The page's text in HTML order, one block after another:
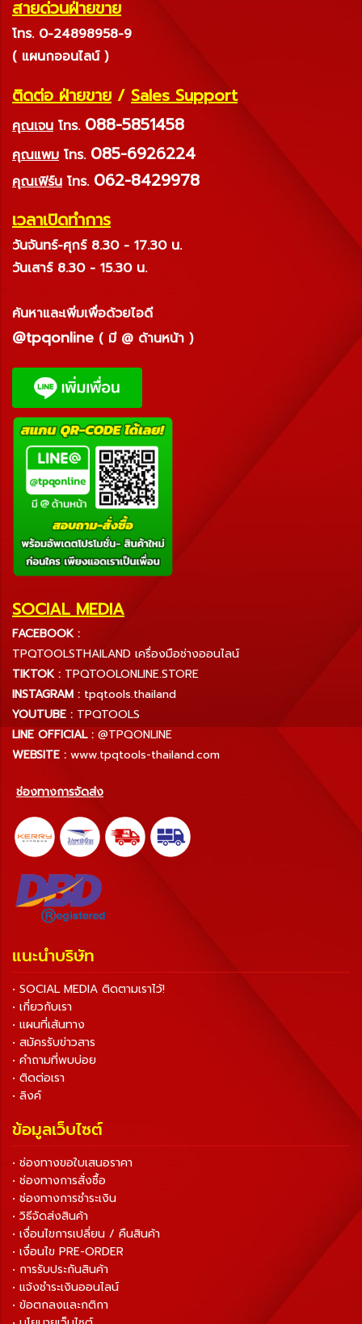
สายด่วนฝ่ายขาย
โทร. 0-24898958-9
( แผนกออนไลน์ )
ติดต่อ ฝ่ายขาย / Sales Support
คุณเจน โทร. 088-5851458
คุณแพม โทร. 085-6926224
คุณเฟิร์น โทร. 062-8429978
เวลาเปิดทำการ
วันจันทร์-ศุกร์ 8.30 - 17.30 น.
วันเสาร์ 8.30 - 15.30 น.
ค้นหาและเพิ่มเพื่อด้วยไอดี
@tpqonline ( มี @ ด้านหน้า )
SOCIAL MEDIA
FACEBOOK :
TPQTOOLSTHAILAND เครื่องมือช่างออนไลน์
TIKTOK : TPQTOOLONLINE.STORE
INSTAGRAM : tpqtools.thailand
YOUTUBE : TPQTOOLS
LINE OFFICIAL : @TPQONLINE
WEBSITE : www.tpqtools-thailand.com
ช่องทางการจัดส่ง
แนะนำบริษัท
• SOCIAL MEDIA ติดตามเราไว้!
• เกี่ยวกับเรา
• แผนที่เส้นทาง
• สมัครรับข่าวสาร
• คำถามที่พบบ่อย
• ติดต่อเรา
• ลิงค์
ข้อมูลเว็บไซต์
• ช่องทางขอใบเสนอราคา
• ช่องทางการสั่งซื้อ
• ช่องทางการชำระเงิน
• วิธีจัดส่งสินค้า
• เงื่อนไขการเปลี่ยน / คืนสินค้า
• เงื่อนไข PRE-ORDER
• การรับประกันสินค้า
• แจ้งชำระเงินออนไลน์
• ข้อตกลงและกติกา